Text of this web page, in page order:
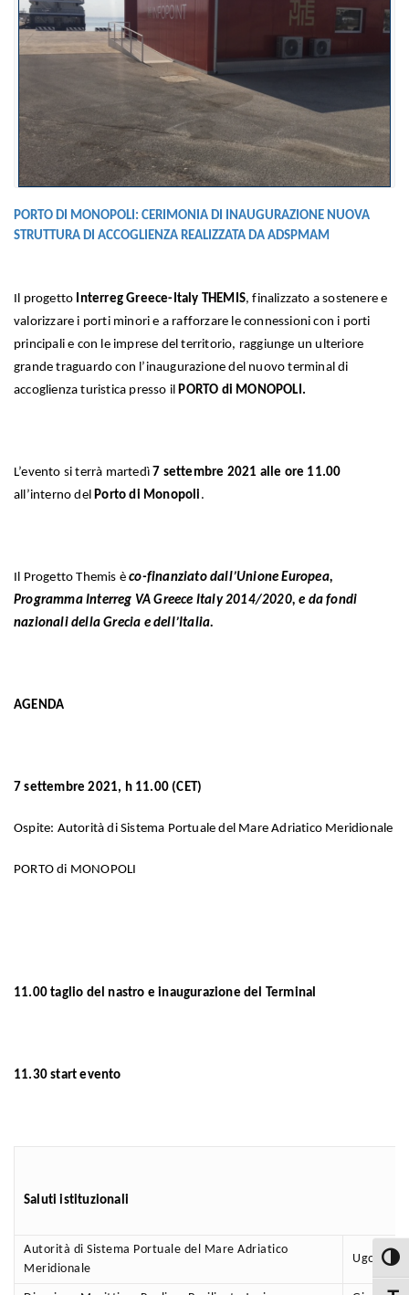
PORTO DI MONOPOLI: CERIMONIA DI INAUGURAZIONE NUOVA
STRUTTURA DI ACCOGLIENZA REALIZZATA DA ADSPMAM
Il progetto Interreg Greece-Italy THEMIS, finalizzato a sostenere e
valorizzare i porti minori e a rafforzare le connessioni con i porti
principali e con le imprese del territorio, raggiunge un ulteriore
grande traguardo con l’inaugurazione del nuovo terminal di
accoglienza turistica presso il PORTO di MONOPOLI.
L’evento si terrà martedì7 settembre 2021 alle ore 11.00
all’interno del Porto di Monopoli .
Il Progetto Themis è co-finanziato dall’Unione Europea,
Programma Interreg VA Greece Italy 2014/2020, e da fondi
nazionali della Grecia e dell’Italia.
AGENDA
7 settembre 2021, h 11.00 (CET)
Ospite: Autorità di Sistema Portuale del Mare Adriatico Meridionale
PORTO di MONOPOLI
11.00 taglio del nastro e inaugurazione del Terminal
11.30 start evento
Saluti istituzionali
Autorità di Sistema Portuale del Mare Adriatico
Meridionale
Ugo